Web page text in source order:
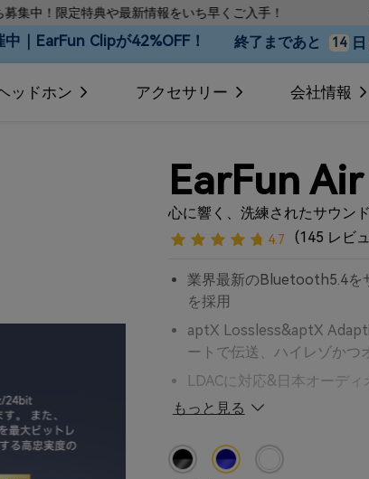
報をいち早くご入手！ 保証期間延長特典！計
｜EarFun Clipが42%OFF！ 終了まであと 14 日
ッドホン アクセサリー 会社情報
EarFun
心に響く、洗練されたサウン
4.7 (145 レビ
業界最新のBluetooth5.4を
を採用
aptX Lossless&aptX
ートで伝送、ハイレゾかつ
LDACに対応&日本オーデ
QCC Snapdragon Sound技
ャンセリング機能、最大
もっと見る